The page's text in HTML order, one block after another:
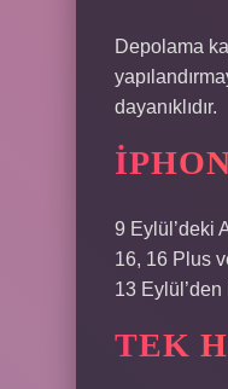
Depolama
dayanıklıdır.
9 Eylül’deki
16, 16 Plus
13
TEK